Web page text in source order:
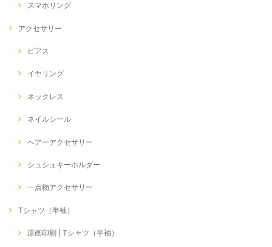
スマホリング
アクセサリー
ピアス
イヤリング
ネックレス
ネイルシール
ヘアーアクセサリー
シュシュキーホルダー
一点物アクセサリー
Tシャツ（半袖）
原画印刷 | Tシャツ（半袖）